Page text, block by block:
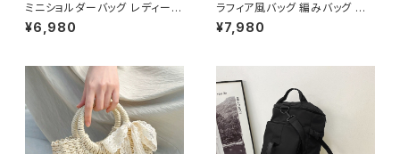
ミニショルダーバッグ レディース
ワンショルダーバッグ 無地 シン
プル バッグ 斜めがけ 大人可愛
0193
¥6,980
ラフィア風バッグ 編みバッグ か
ごバッグ レディース 肩掛け 大
容量 ナチュラル素材 韓国ファッ
¥7,980